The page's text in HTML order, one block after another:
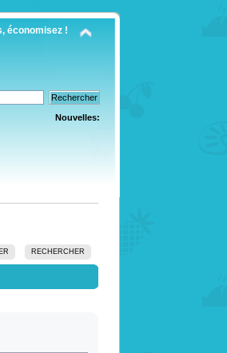
économisez !
Nouvelles:
RECHERCHER